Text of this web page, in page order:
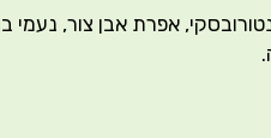
אפרת אבן צור, נעמי